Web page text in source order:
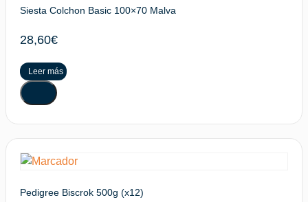
Siesta Colchon Basic 100×70 Malva
28,60€
Leer más
Pedigree Biscrok 500g (x12)